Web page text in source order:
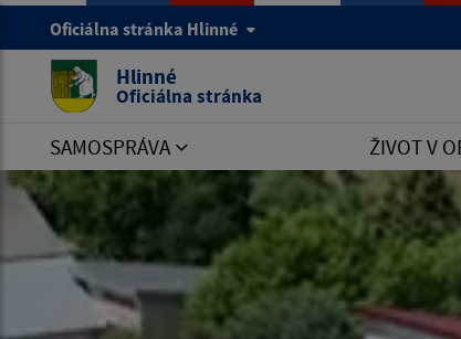
Oficiálna stránka Hlinné
Hlinné
Oficiálna stránka
SAMOSPRÁVA ŽIVOT V